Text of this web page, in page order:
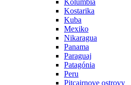
Kolumbia
Kostarika
Kuba
Mexiko
Nikaragua
Panama
Paraguaj
Patagónia
Peru
Pitcairnove ostrovy